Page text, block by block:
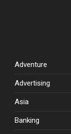
Adventure
Advertising
Asia
Banking